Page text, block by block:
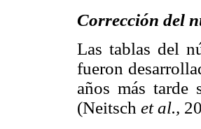
Corrección del
Las tablas del
fueron
años más tarde
(Neitsch et al.,